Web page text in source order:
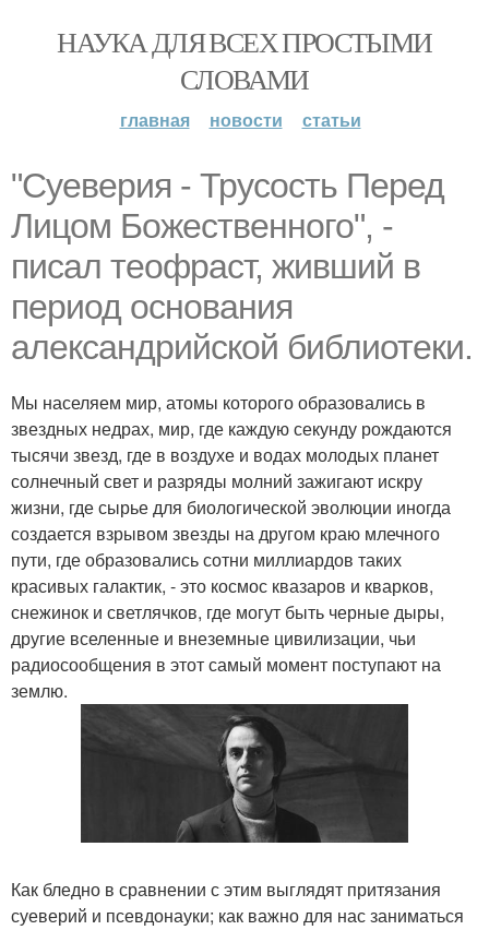
НАУКА ДЛЯ ВСЕХ ПРОСТЫМИ
СЛОВАМИ
главная новости статьи
"Суеверия - Трусость Перед
Лицом Божественного", -
писал теофраст, живший в
период основания
александрийской библиотеки.
Мы населяем мир, атомы которого образовались в
звездных недрах, мир, где каждую секунду рождаются
тысячи звезд, где в воздухе и водах молодых планет
солнечный свет и разряды молний зажигают искру
жизни, где сырье для биологической эволюции иногда
создается взрывом звезды на другом краю млечного
пути, где образовались сотни миллиардов таких
красивых галактик, - это космос квазаров и кварков,
снежинок и светлячков, где могут быть черные дыры,
другие вселенные и внеземные цивилизации, чьи
радиосообщения в этот самый момент поступают на
землю.
Как бледно в сравнении с этим выглядят притязания
суеверий и псевдонауки; как важно для нас заниматься